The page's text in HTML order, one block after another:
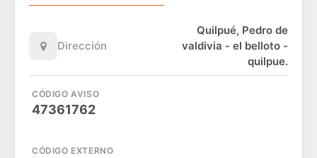
Dirección
Quilpué, Pedro de
valdivia - el belloto -
quilpue.
CÓDIGO AVISO
47361762
CÓDIGO EXTERNO